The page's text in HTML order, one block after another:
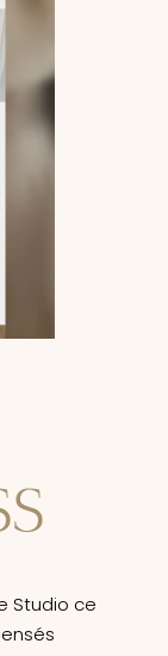
Studio ce